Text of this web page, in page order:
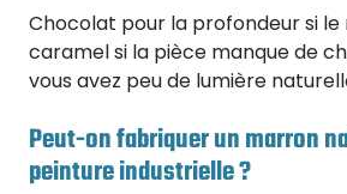
Chocolat pour la profondeur si
caramel si la pièce manque de
vous avez peu de lumière
Peut-on fabriquer un marron
peinture industrielle ?